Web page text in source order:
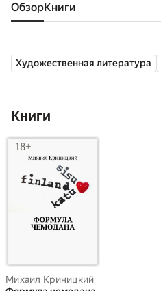
Обзор книги
Художественная литература
Книги
Михаил Криницкий